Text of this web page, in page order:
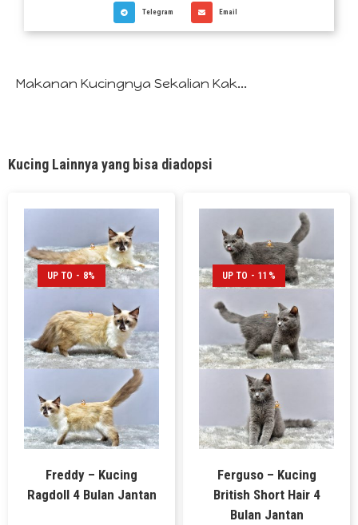
Telegram Email
Makanan Kucingnya Sekalian Kak...
Kucing Lainnya yang bisa diadopsi
UP TO - 8%
Freddy – Kucing
Ragdoll 4 Bulan Jantan
UP TO - 11%
Ferguso – Kucing
British Short Hair 4
Bulan Jantan